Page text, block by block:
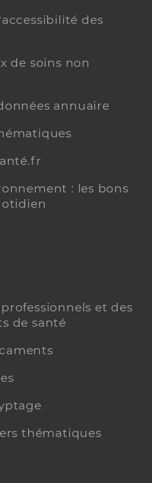
des
de soins non
annuaire
: les bons
et des
de santé
thématiques